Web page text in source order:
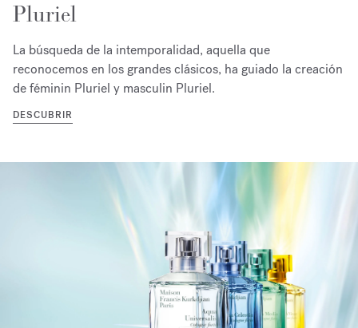
Pluriel
La búsqueda de la intemporalidad, aquella que
reconocemos en los grandes clásicos, ha guiado la creación
de féminin Pluriel y masculin Pluriel.
DESCUBRIR